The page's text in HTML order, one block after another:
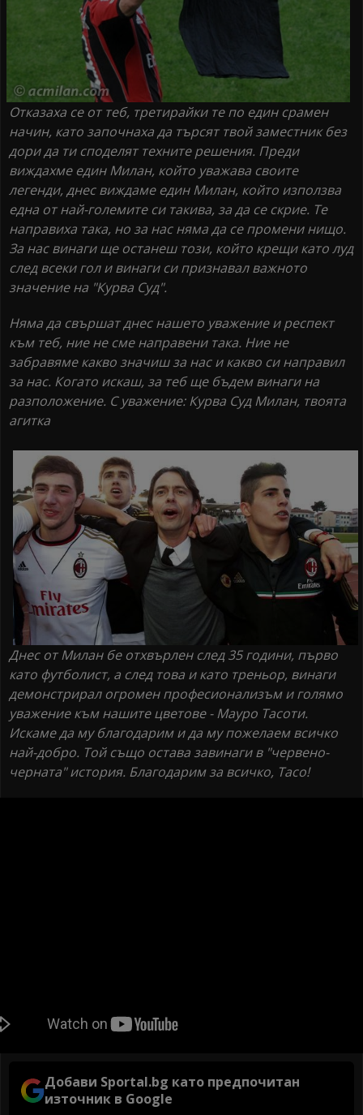
Отказаха се от теб, третирайки те по един срамен
начин, като започнаха да търсят твой заместник без
дори да ти споделят техните решения. Преди
виждахме един Милан, който уважава своите
легенди, днес виждаме един Милан, който използва
една от най-големите си такива, за да се скрие. Те
направиха така, но за нас няма да се промени нищо.
За нас винаги ще останеш този, който крещи като луд
след всеки гол и винаги си признавал важното
значение на "Курва Суд".
Няма да свършат днес нашето уважение и респект
към теб, ние не сме направени така. Ние не
забравяме какво значиш за нас и какво си направил
за нас. Когато искаш, за теб ще бъдем винаги на
разположение. С уважение: Курва Суд Милан, твоята
агитка
Днес от Милан бе отхвърлен след 35 години, първо
като футболист, а след това и като треньор, винаги
демонстрирал огромен професионализъм и голямо
уважение към нашите цветове - Мауро Тасоти.
Искаме да му благодарим и да му пожелаем всичко
най-добро. Той също остава завинаги в "червено-
черната" история. Благодарим за всичко, Тасо!
Добави Sportal.bg като предпочитан
източник в Google